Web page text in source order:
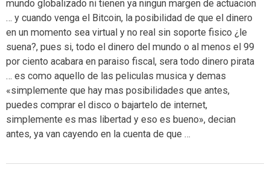
mundo globalizado ni tienen ya ningun margen de actuacion
… y cuando venga el Bitcoin, la posibilidad de que el dinero
en un momento sea virtual y no real sin soporte fisico ¿le
suena?, pues si, todo el dinero del mundo o al menos el 99
por ciento acabara en paraiso fiscal, sera todo dinero pirata
… es como aquello de las peliculas musica y demas
«simplemente que hay mas posibilidades que antes,
puedes comprar el disco o bajartelo de internet,
simplemente es mas libertad y eso es bueno», decian
antes, ya van cayendo en la cuenta de que …